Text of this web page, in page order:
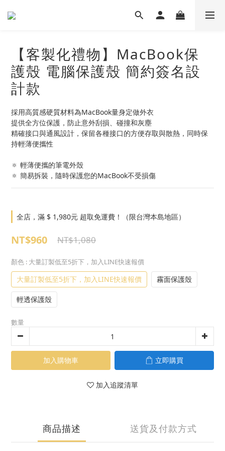
【客製化禮物】MacBook保
護殼 電腦保護殼 簡約簽名設
計款
採用高質感硬質材料為MacBook量身定做外衣
提供全方位保護，防止意外刮損、碰撞和灰塵
精確接口與通風設計，保留各種接口的方便存取與散熱，同時保
持輕薄便攜性
🔅 輕薄便攜的筆電外殼
🔅 簡易拆裝，隨時保護您的MacBook不受損傷
全店，滿 $ 1,980元 超取免運費！（限台灣本島地區）
NT$960 NT$1,080
顏色 : 大量訂製低至5折下，加入LINE快速報價
大量訂製低至5折下，加入LINE快速報價 霧面保護殼
輕透保護殼
數量
加入購物車 立即購買
加入追蹤清單
商品描述 送貨及付款方式